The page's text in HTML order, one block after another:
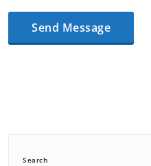
Search